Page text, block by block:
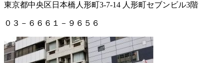
東京都中央区日本橋人形町3-7-14 人形町セブンビル3階
０３－６６６１－９６５６